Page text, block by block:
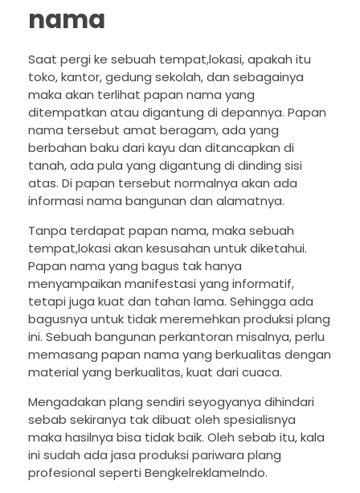
nama
Saat pergi ke sebuah tempat,lokasi, apakah itu
toko, kantor, gedung sekolah, dan sebagainya
maka akan terlihat papan nama yang
ditempatkan atau digantung di depannya. Papan
nama tersebut amat beragam, ada yang
berbahan baku dari kayu dan ditancapkan di
tanah, ada pula yang digantung di dinding sisi
atas. Di papan tersebut normalnya akan ada
informasi nama bangunan dan alamatnya.
Tanpa terdapat papan nama, maka sebuah
tempat,lokasi akan kesusahan untuk diketahui.
Papan nama yang bagus tak hanya
menyampaikan manifestasi yang informatif,
tetapi juga kuat dan tahan lama. Sehingga ada
bagusnya untuk tidak meremehkan produksi plang
ini. Sebuah bangunan perkantoran misalnya, perlu
memasang papan nama yang berkualitas dengan
material yang berkualitas, kuat dari cuaca.
Mengadakan plang sendiri seyogyanya dihindari
sebab sekiranya tak dibuat oleh spesialisnya
maka hasilnya bisa tidak baik. Oleh sebab itu, kala
ini sudah ada jasa produksi pariwara plang
profesional seperti BengkelreklameIndo.